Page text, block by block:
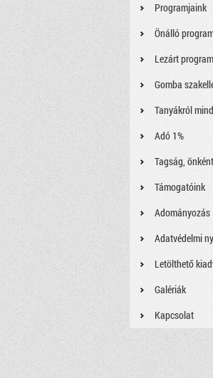
Programjaink
Önálló
Lezárt
Gomba
Tanyákról
Adó 1%
Tagság,
Támogatóink
Adományozás
Adatvédelmi
Letölthető
Galériák
Kapcsolat